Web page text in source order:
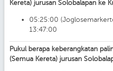
Kereta) jurusan Solobalapan ke
05:25:00
13:47:00
Pukul berapa keberangkatan
(Semua Kereta) jurusan